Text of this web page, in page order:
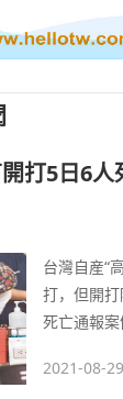
打5日6
台灣自産“
打，但開
死亡通報
端疫苗後死
2021-08-